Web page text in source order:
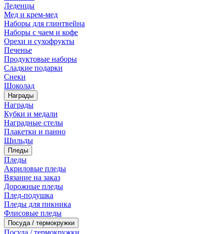
Леденцы
Мед и крем-мед
Наборы для глинтвейна
Наборы с чаем и кофе
Орехи и сухофрукты
Печенье
Продуктовые наборы
Сладкие подарки
Снеки
Шоколад
Награды
Награды
Кубки и медали
Наградные стелы
Плакетки и панно
Шильды
Пледы
Пледы
Акриловые пледы
Вязание на заказ
Дорожные пледы
Плед-подушка
Пледы для пикника
Флисовые пледы
Посуда / термокружки
Посуда / термокружки